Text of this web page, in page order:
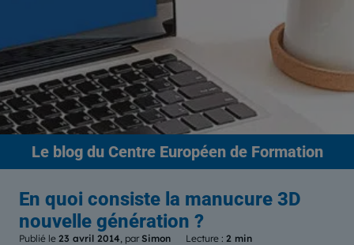
Le blogdu Centre Européen de Formation
En quoi consiste la manucure 3D
nouvelle génération ?
Publié le 23 avril 2014, par Simon Lecture : 2 min